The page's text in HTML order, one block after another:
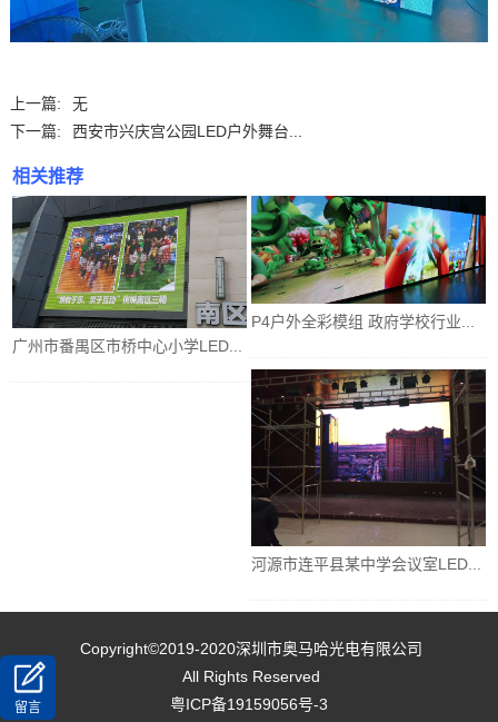
上一篇:
无
下一篇:
西安市兴庆宫公园LED户外舞台...
相关推荐
广州市番禺区市桥中心小学LED...
P4户外全彩模组 政府学校行业...
河源市连平县某中学会议室LED...
Copyright©2019-2020深圳市奥马哈光电有限公司
All Rights Reserved
粤ICP备19159056号-3
留言